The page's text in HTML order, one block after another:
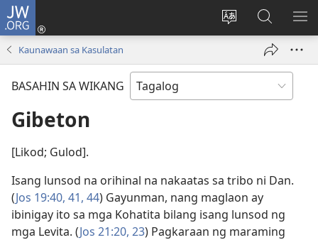
JW.ORG
Baguhin
ng
Mag-
log
bubukas
sa
JW.ORG
Kaunawaan sa Kasulatan
BASAHIN SA WIKANG
Gibeton
[Likod; Gulod].
Isang lunsod na orihinal na nakaatas sa tribo ni Dan.
(Jos 19:40, 41, 44) Gayunman, nang maglaon ay
ibinigay ito sa mga Kohatita bilang isang lunsod ng
mga Levita. (Jos 21:20, 23) Pagkaraan ng maraming